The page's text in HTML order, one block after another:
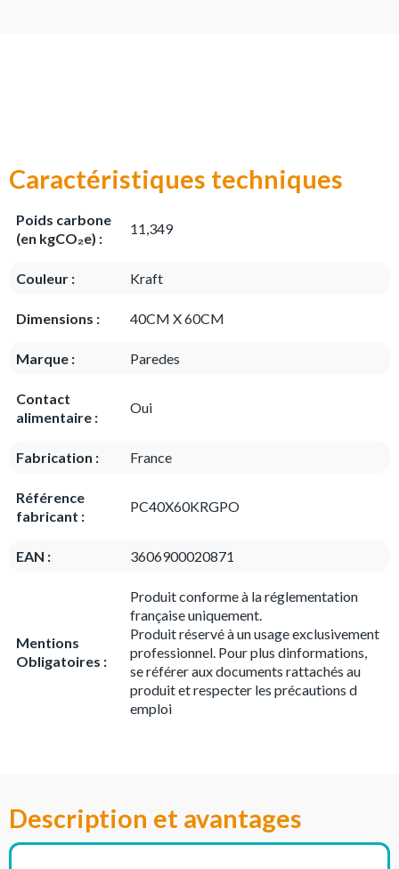
Caractéristiques techniques
Poids carbone
(en kgCO₂e) :
11,349
Couleur : Kraft
Dimensions : 40CM X 60CM
Marque : Paredes
Contact
alimentaire :
Oui
Fabrication : France
Référence
fabricant :
PC40X60KRGPO
EAN : 3606900020871
Mentions
Obligatoires :
Produit conforme à la réglementation
française uniquement.
Produit réservé à un usage exclusivement
professionnel. Pour plus dinformations,
se référer aux documents rattachés au
produit et respecter les précautions d
emploi
Description et avantages